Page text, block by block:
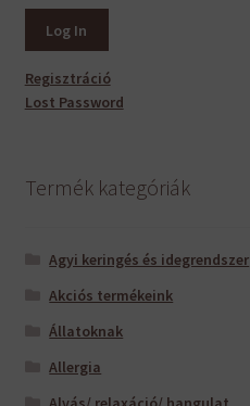
Regisztráció
Lost Password
Termék kategóriák
Agyi keringés és idegrendszer
Akciós termékeink
Állatoknak
Allergia